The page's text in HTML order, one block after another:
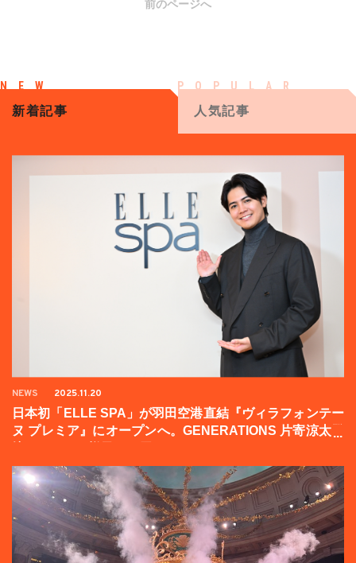
前のページへ
新着記事 人気記事
NEWS 2025.11.20
日本初「ELLE SPA」が羽田空港直結『ヴィラフォンテー
ヌ プレミア』にオープンへ。GENERATIONS 片寄涼太登